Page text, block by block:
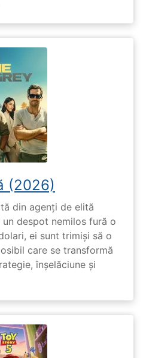
(2026)
din agenți de elită
despot nemilos fură o
ei sunt trimiși să o
care se transformă
înșelăciune și